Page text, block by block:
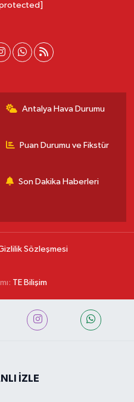
protected]
Antalya Hava Durumu
Puan Durumu ve Fikstür
Son Dakika Haberleri
Sözleşmesi
TE Bilişim
İZLE